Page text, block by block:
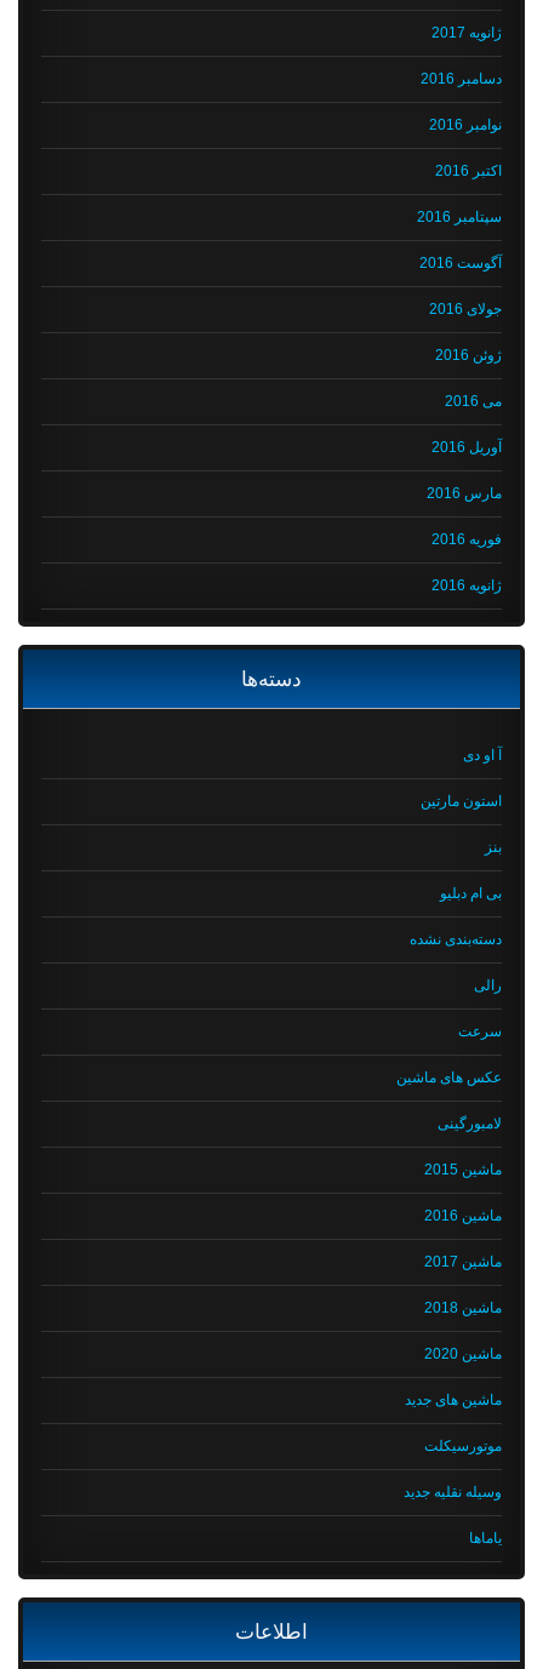
ژانویه 2017
دسامبر 2016
نوامبر 2016
اکتبر 2016
سپتامبر 2016
آگوست 2016
جولای 2016
ژوئن 2016
می 2016
آوریل 2016
مارس 2016
فوریه 2016
ژانویه 2016
دسته‌ها
آ او دی
استون مارتین
بی ام دبلیو
دسته‌بندی نشده
رالی
سرعت
عکس های ماشین
لامبورگینی
ماشین 2015
ماشین 2016
ماشین 2017
ماشین 2018
ماشین 2020
ماشین های جدید
موتورسیکلت
وسیله نقلیه جدید
یاماها
اطلاعات